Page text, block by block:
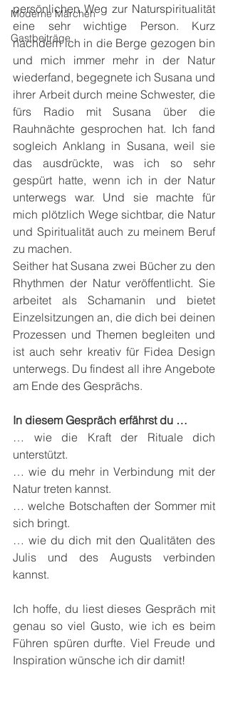
Moderne Märchen
Gastbeiträge
persönlichen Weg zur Naturspiritualität
eine sehr wichtige Person. Kurz
nachdem ich in die Berge gezogen bin
und mich immer mehr in der Natur
wiederfand, begegnete ich Susana und
ihrer Arbeit durch meine Schwester, die
fürs Radio mit Susana über die
Rauhnächte gesprochen hat. Ich fand
sogleich Anklang in Susana, weil sie
das ausdrückte, was ich so sehr
gespürt hatte, wenn ich in der Natur
unterwegs war. Und sie machte für
mich plötzlich Wege sichtbar, die Natur
und Spiritualität auch zu meinem Beruf
zu machen.
Seither hat Susana zwei Bücher zu den
Rhythmen der Natur veröffentlicht. Sie
arbeitet als Schamanin und bietet
Einzelsitzungen an, die dich bei deinen
Prozessen und Themen begleiten und
ist auch sehr kreativ für Fidea Design
unterwegs. Du findest all ihre Angebote
am Ende des Gesprächs.
In diesem Gespräch erfährst du …
… wie die Kraft der Rituale dich
unterstützt.
… wie du mehr in Verbindung mit der
Natur treten kannst.
… welche Botschaften der Sommer mit
sich bringt.
… wie du dich mit den Qualitäten des
Julis und des Augusts verbinden
kannst.
Ich hoffe, du liest dieses Gespräch mit
genau so viel Gusto, wie ich es beim
Führen spüren durfte. Viel Freude und
Inspiration wünsche ich dir damit!